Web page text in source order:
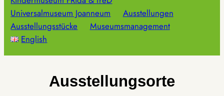
Universalmuseum Joanneum
Ausstellungen
Ausstellungsstücke
Museumsmanagement
English
Ausstellungsorte